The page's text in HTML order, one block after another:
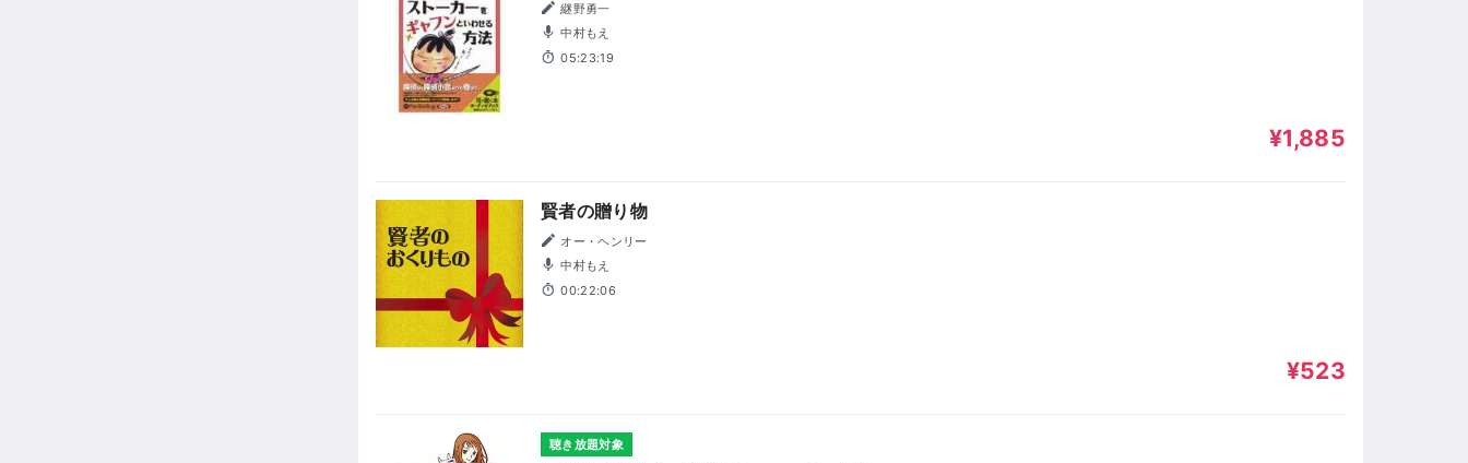
継野勇一
中村もえ
05:23:19
¥1,885
賢者の贈り物
オー・ヘンリー
中村もえ
00:22:06
¥523
聴き放題対象